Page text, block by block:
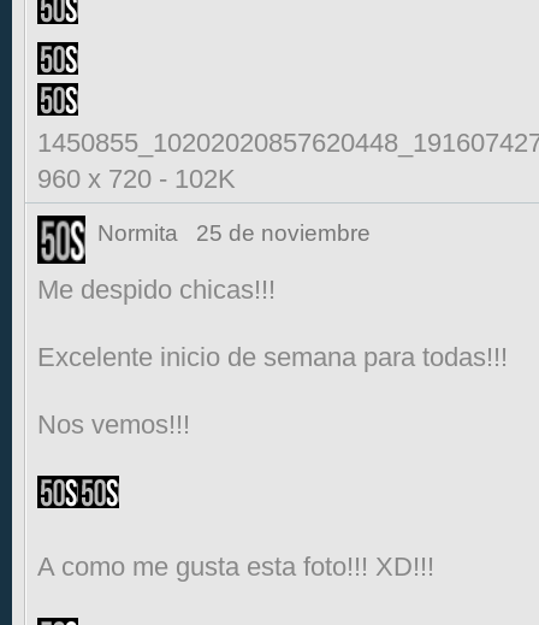
960 x 720 - 102K
Normita 25 de noviembre
Me despido chicas!!!
Excelente inicio de semana para todas!!!
Nos vemos!!!
A como me gusta esta foto!!! XD!!!